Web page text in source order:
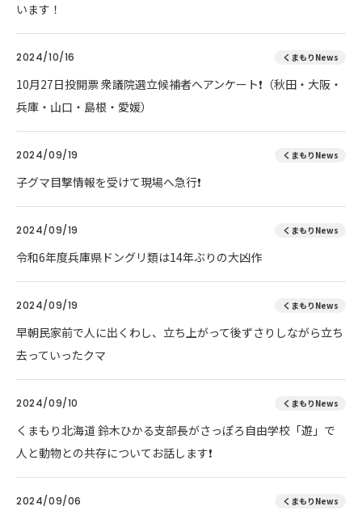
います！
2024/10/16 くまもりNews
10月27日投開票 衆議院選立候補者へアンケート❗（秋田・大阪・
兵庫・山口・島根・愛媛）
2024/09/19 くまもりNews
子グマ目撃情報を受けて現場へ急行❗
2024/09/19 くまもりNews
令和6年度兵庫県ドングリ類は14年ぶりの大凶作
2024/09/19 くまもりNews
早朝民家前で人に出くわし、立ち上がって後ずさりしながら立ち
去っていったクマ
2024/09/10 くまもりNews
くまもり北海道 鈴木ひかる支部長がさっぽろ自由学校「遊」で
人と動物との共存についてお話します❗
2024/09/06 くまもりNews